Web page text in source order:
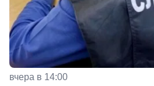
вчера в 14:00